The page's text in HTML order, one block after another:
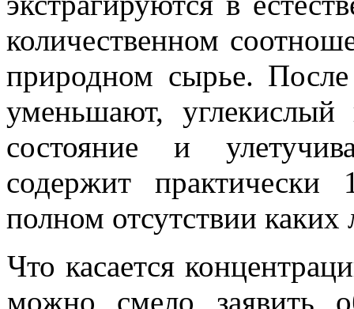
количественном
природном сырье. После
уменьшают, углекислый
состояние и
содержит
полном отсутствии каких
Что касается
можно смело заявить